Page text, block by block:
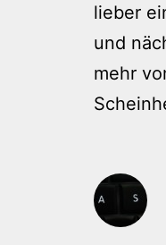
lieber
und
mehr